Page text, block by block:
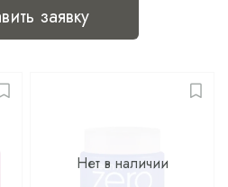
заявку
Нет в наличии